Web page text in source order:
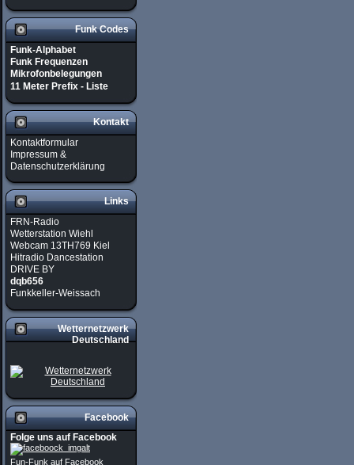
Funk Codes
Funk-Alphabet
Funk Frequenzen
Mikrofonbelegungen
11 Meter Prefix - Liste
Kontakt
Kontaktformular
Impressum &
Datenschutzerklärung
Links
FRN-Radio
Wetterstation Wiehl
Webcam 13TH769 Kiel
Hitradio Dancestation
DRIVE BY
dqb656
Funkkeller-Weissach
Wetternetzwerk
Deutschland
Facebook
Folge uns auf Facebook
Fun-Funk auf Facebook